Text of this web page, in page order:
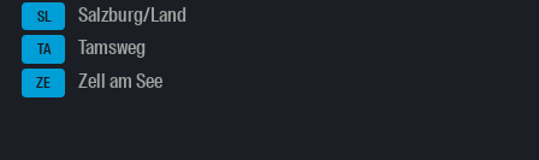
SL Salzburg/Land
TA Tamsweg
ZE Zell am See